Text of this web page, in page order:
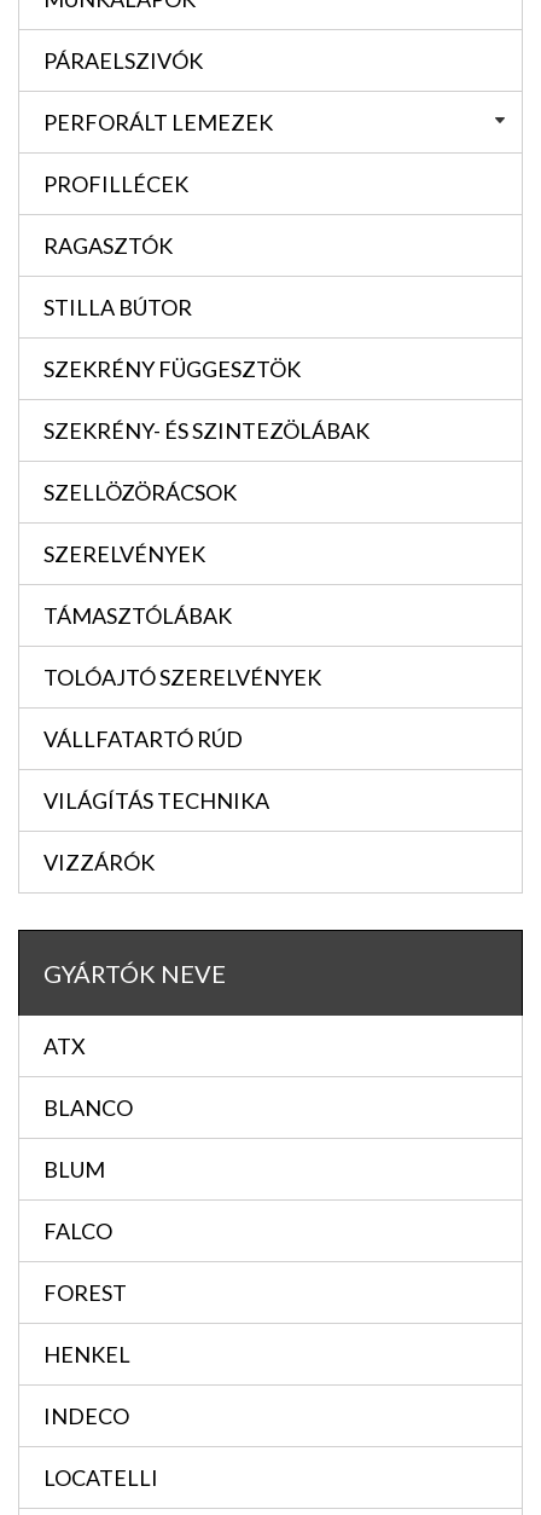
PÁRAELSZIVÓK
PERFORÁLT LEMEZEK
PROFILLÉCEK
RAGASZTÓK
STILLA BÚTOR
SZEKRÉNY FÜGGESZTÖK
SZEKRÉNY- ÉS SZINTEZÖLÁBAK
SZELLÖZÖRÁCSOK
SZERELVÉNYEK
TÁMASZTÓLÁBAK
TOLÓAJTÓ SZERELVÉNYEK
VÁLLFATARTÓ RÚD
VILÁGÍTÁS TECHNIKA
VIZZÁRÓK
GYÁRTÓK NEVE
ATX
BLANCO
BLUM
FALCO
FOREST
HENKEL
INDECO
LOCATELLI